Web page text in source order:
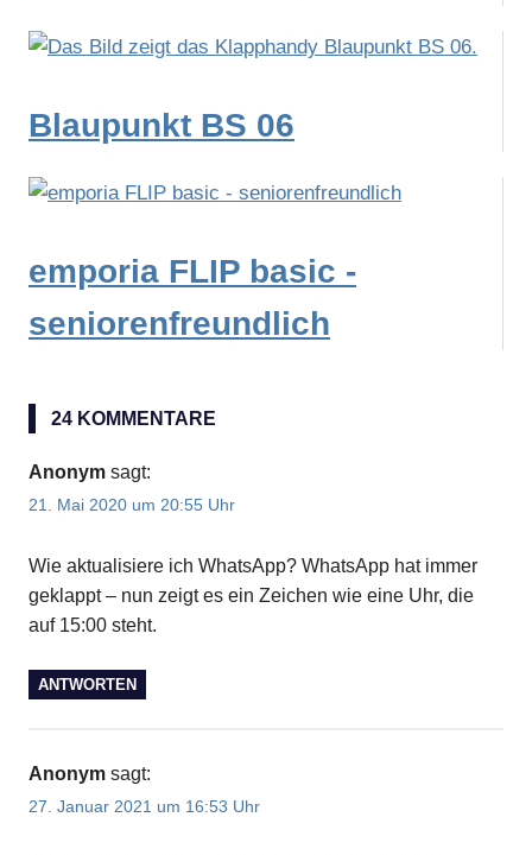
Blaupunkt BS 06
emporia FLIP basic -
seniorenfreundlich
24 KOMMENTARE
Anonym sagt:
21. Mai 2020 um 20:55 Uhr
Wie aktualisiere ich WhatsApp? WhatsApp hat immer
geklappt – nun zeigt es ein Zeichen wie eine Uhr, die
auf 15:00 steht.
ANTWORTEN
Anonym sagt:
27. Januar 2021 um 16:53 Uhr